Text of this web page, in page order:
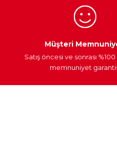
Egzoz
Müşteri
Satış öncesi ve sonrası
memnuniyet